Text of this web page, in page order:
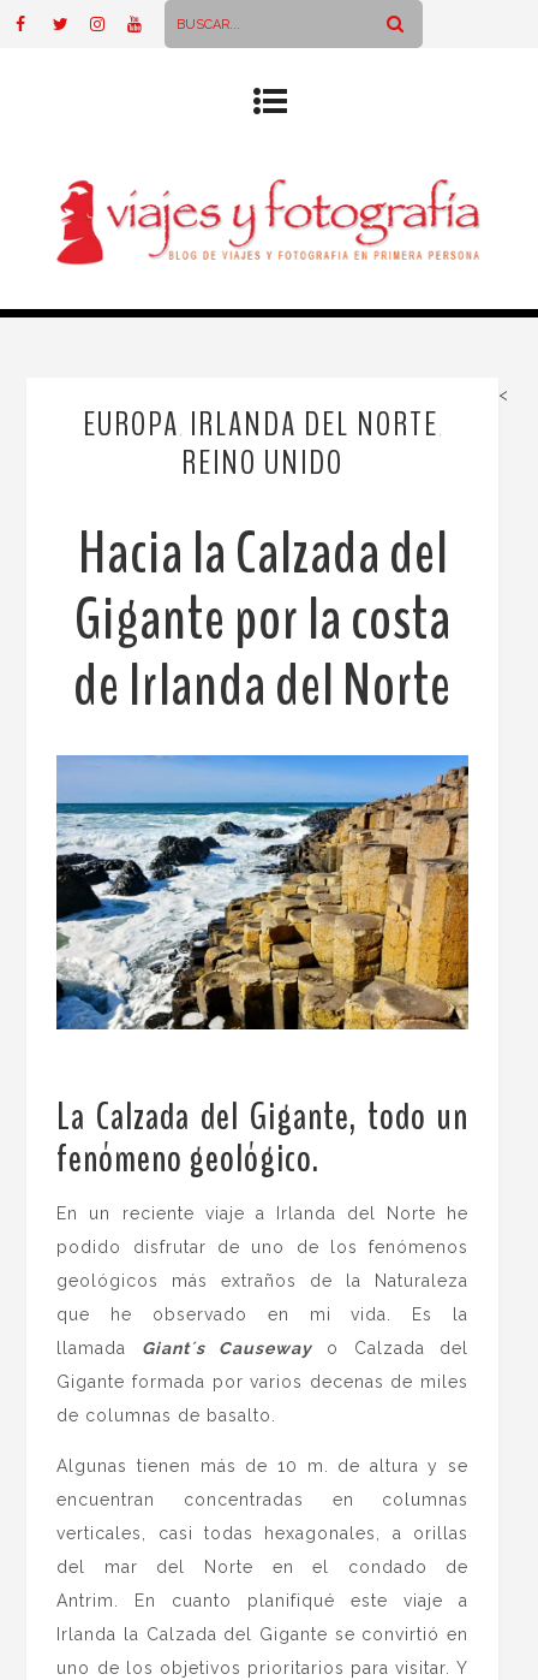
EUROPA IRLANDA DEL NORTE
REINO UNIDO
Hacia la Calzada del
Gigante por la costa
de Irlanda del Norte
La Calzada del Gigante, todo un
fenómeno geológico.
En un reciente viaje a Irlanda del Norte he
podido disfrutar de uno de los fenómenos
geológicos más extraños de la Naturaleza
que he observado en mi vida. Es la
llamada Giant´s Causeway o Calzada del
Gigante formada por varios decenas de miles
de columnas de basalto.
Algunas tienen más de 10 m. de altura y se
encuentran concentradas en columnas
verticales, casi todas hexagonales, a orillas
del mar del Norte en el condado de
Antrim. En cuanto planifiqué este viaje a
Irlanda la Calzada del Gigante se convirtió en
uno de los objetivos prioritarios para visitar. Y
<